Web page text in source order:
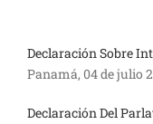
Declaración Sobre
Panamá, 04 de julio
Declaración Del